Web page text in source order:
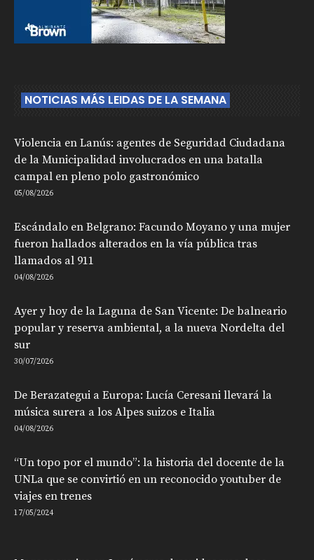
NOTICIAS MÁS LEIDAS DE LA SEMANA
Violencia en Lanús: agentes de Seguridad Ciudadana
de la Municipalidad involucrados en una batalla
campal en pleno polo gastronómico
05/08/2026
Escándalo en Belgrano: Facundo Moyano y una mujer
fueron hallados alterados en la vía pública tras
llamados al 911
04/08/2026
Ayer y hoy de la Laguna de San Vicente: De balneario
popular y reserva ambiental, a la nueva Nordelta del
sur
30/07/2026
De Berazategui a Europa: Lucía Ceresani llevará la
música surera a los Alpes suizos e Italia
04/08/2026
“Un topo por el mundo”: la historia del docente de la
UNLa que se convirtió en un reconocido youtuber de
viajes en trenes
17/05/2024